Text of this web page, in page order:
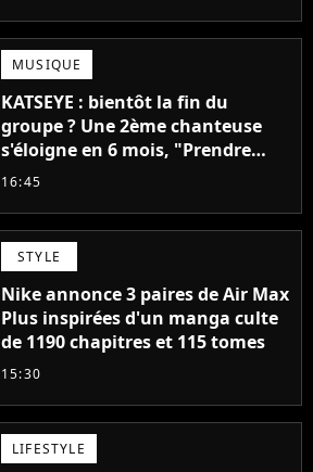
MUSIQUE
KATSEYE : bientôt la fin du
groupe ? Une 2ème chanteuse
s'éloigne en 6 mois, "Prendre
cette décision n’a pas été facile"
16:45
STYLE
Nike annonce 3 paires de Air Max
Plus inspirées d'un manga culte
de 1190 chapitres et 115 tomes
15:30
LIFESTYLE